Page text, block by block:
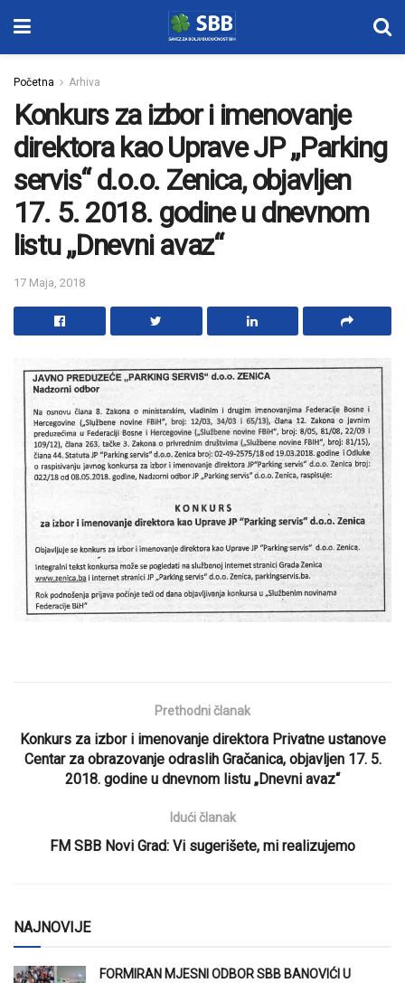
Početna Arhiva
Konkurs za izbor i imenovanje
direktora kao Uprave JP „Parking
servis“ d.o.o. Zenica, objavljen
17. 5. 2018. godine u dnevnom
listu „Dnevni avaz“
17 Maja, 2018
Prethodni članak
Konkurs za izbor i imenovanje direktora Privatne ustanove
Centar za obrazovanje odraslih Gračanica, objavljen 17. 5.
2018. godine u dnevnom listu „Dnevni avaz“
Idući članak
FM SBB Novi Grad: Vi sugerišete, mi realizujemo
NAJNOVIJE
FORMIRAN MJESNI ODBOR SBB BANOVIĆI U